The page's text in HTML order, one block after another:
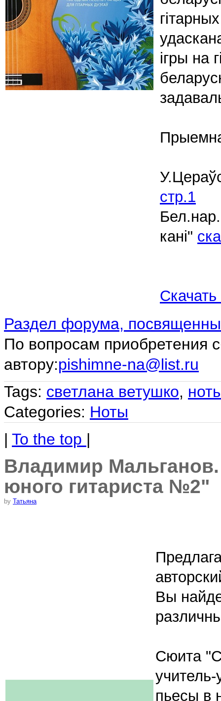
ігры на
стр.1
кані"
Раздел форума,
По вопросам приобретения
автору:pishimne-na@list.ru
Tags: светлана ветушко,
Categories: Ноты
| To the top |
Владимир
юного гитариста №2"
by Татьяна
Вы
Cюита
пьесы в